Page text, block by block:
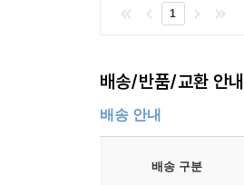
1
배송/반품/교환 안내
배송 안내
배송 구분